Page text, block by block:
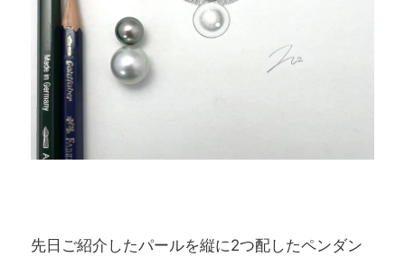
先日ご紹介したパールを縦に2つ配したペンダン